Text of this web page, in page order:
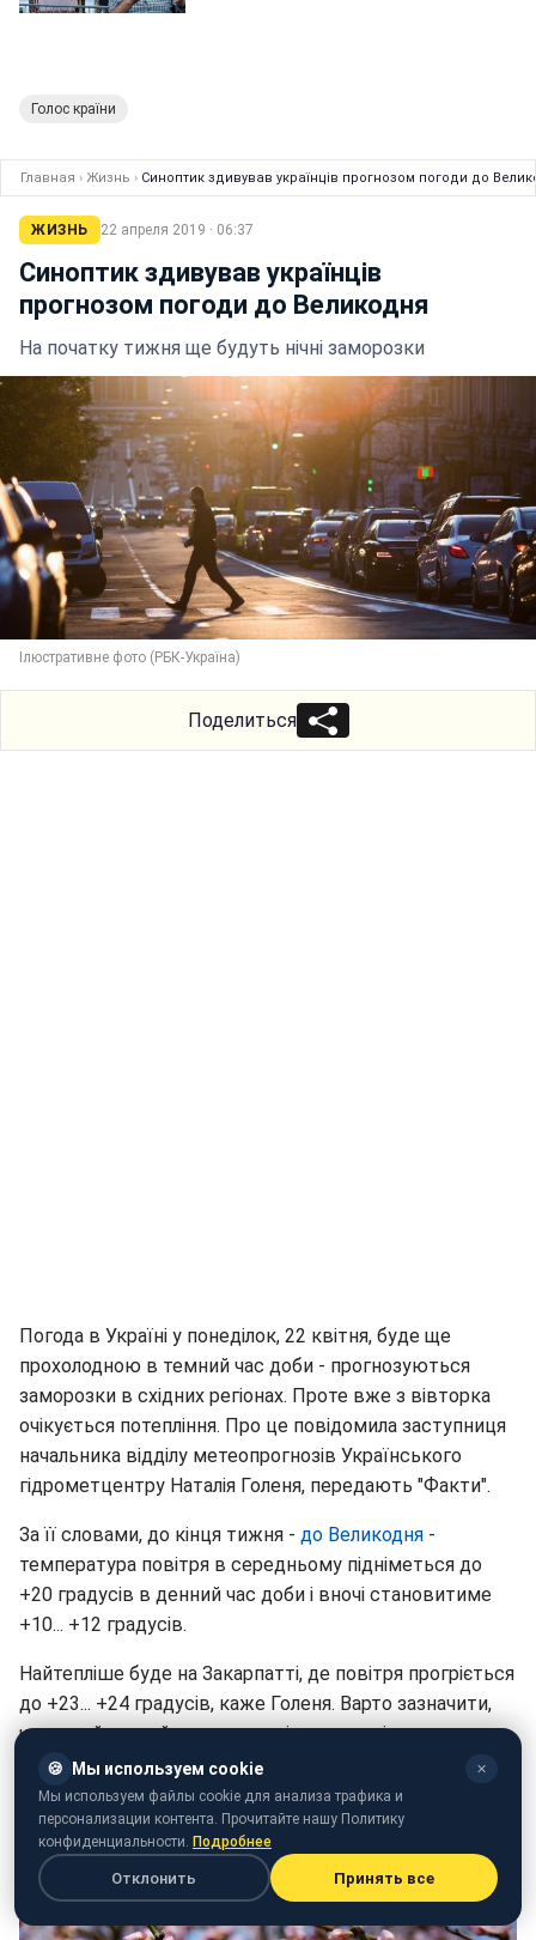
Голос країни
Главная › Жизнь › Синоптик здивував українців прогнозом погоди до
ЖИЗНЬ 22 апреля 2019 · 06:37
Синоптик здивував українців
прогнозом погоди до Великодня
На початку тижня ще будуть нічні заморозки
Ілюстративне фото (РБК-Україна)
Поделиться
Погода в Україні у понеділок, 22 квітня, буде ще
прохолодною в темний час доби - прогнозуються
заморозки в східних регіонах. Проте вже з вівторка
очікується потепління. Про це повідомила заступниця
начальника відділу метеопрогнозів Українського
гідрометцентру Наталія Голеня, передають "Факти".
За її словами, до кінця тижня - до Великодня -
температура повітря в середньому підніметься до
+20 градусів в денний час доби і вночі становитиме
+10... +12 градусів.
Найтепліше буде на Закарпатті, де повітря прогріється
до +23... +24 градусів, каже Голеня. Варто зазначити,
що такий теплий прогноз хоч і є довгоочікуваним, але
все таки несподіваним для багатьох, адже зазвичай
перед святом Великодня температура повітря
знижується, а погода псується.
🍪 Мы используем cookie ✕
Мы используем файлы cookie для анализа трафика и
персонализации контента. Прочитайте нашу Политику
конфиденциальности. Подробнее
Отклонить Принять все